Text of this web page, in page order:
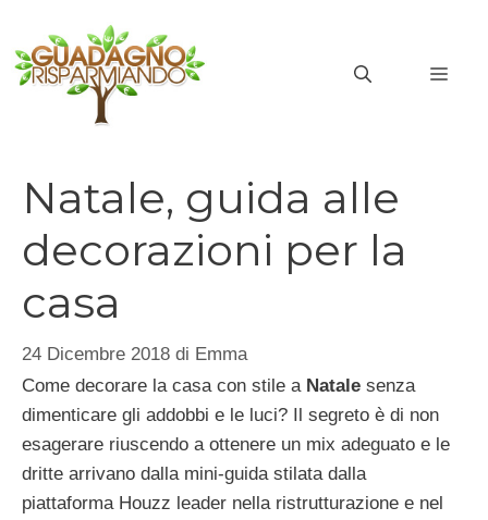
contenuto
Natale, guida alle
decorazioni per la
casa
24 Dicembre 2018 di Emma
Come decorare la casa con stile a Natale senza
dimenticare gli addobbi e le luci? Il segreto è di non
esagerare riuscendo a ottenere un mix adeguato e le
dritte arrivano dalla mini-guida stilata dalla
piattaforma Houzz leader nella ristrutturazione e nel